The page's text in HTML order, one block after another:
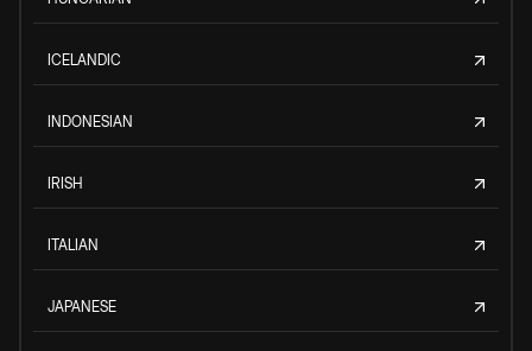
ICELANDIC
INDONESIAN
IRISH
ITALIAN
JAPANESE